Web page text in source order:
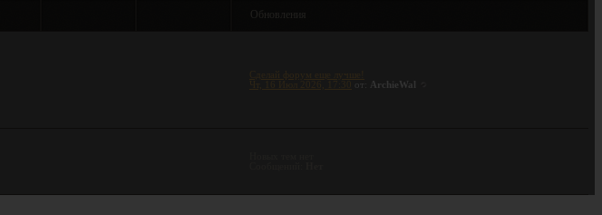
Обновления
Сделай форум еще лучше!
Чт, 16 Июл 2026, 17:30
от: ArchieWal